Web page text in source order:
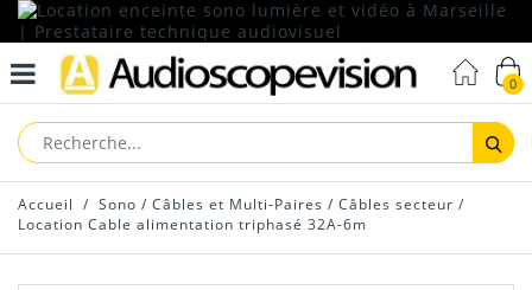
0
Accueil / Sono / Câbles et Multi-Paires / Câbles secteur /
Location Cable alimentation triphasé 32A-6m